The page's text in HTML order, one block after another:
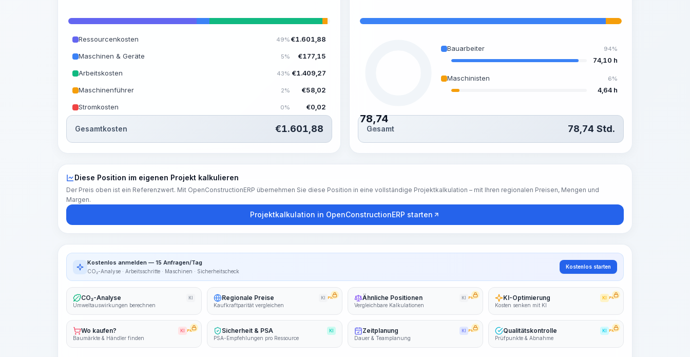
Ressourcenkosten 49% €1.601,88
Maschinen & Geräte 5% €177,15
Arbeitskosten 43% €1.409,27
Maschinenführer 2% €58,02
Stromkosten 0% €0,02
Gesamtkosten €1.601,88
78,74
Std.
Bauarbeiter 94%
74,10 h
Maschinisten 6%
4,64 h
Gesamt 78,74 Std.
Diese Position im eigenen Projekt kalkulieren
Der Preis oben ist ein Referenzwert. Mit OpenConstructionERP übernehmen Sie diese Position in eine vollständige Projektkalkulation – mit Ihren regionalen Preisen, Mengen und
Margen.
Projektkalkulation in OpenConstructionERP starten
Kostenlos anmelden — 15 Anfragen/Tag
CO₂-Analyse · Arbeitsschritte · Maschinen · Sicherheitscheck
Kostenlos starten
CO₂-Analyse KI
Umweltauswirkungen berechnen
Regionale Preise KI PRO
Kaufkraftparität vergleichen
Ähnliche Positionen KI PRO
Vergleichbare Kalkulationen
KI-Optimierung KI PRO
Kosten senken mit KI
Wo kaufen? KI PRO
Baumärkte & Händler finden
Sicherheit & PSA KI
PSA-Empfehlungen pro Ressource
Zeitplanung KI PRO
Dauer & Teamplanung
Qualitätskontrolle KI PRO
Prüfpunkte & Abnahme